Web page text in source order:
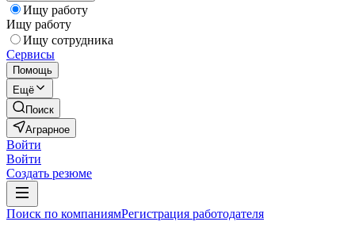
Ищу работу
Ищу работу
Ищу сотрудника
Сервисы
Помощь
Ещё
Поиск
Аграрное
Войти
Войти
Создать резюме
Поиск по компаниямРегистрация работодателя